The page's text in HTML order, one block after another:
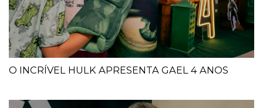
O INCRÍVEL HULK APRESENTA GAEL 4 ANOS